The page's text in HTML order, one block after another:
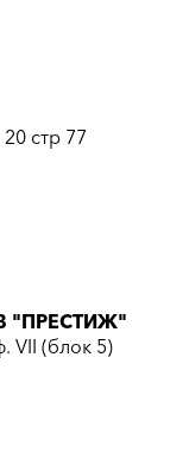
стр 77
"ПРЕСТИЖ"
VII (блок 5)